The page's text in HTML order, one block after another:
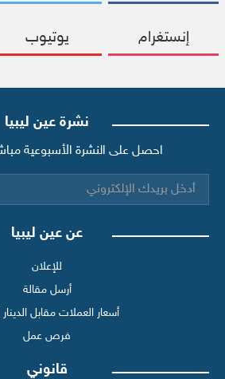
إنستغرام يوتيوب
نشرة عين ليبيا
احصل على النشرة الأسبوعية
عن عين ليبيا
للإعلان
أرسل مقالة
أسعار العملات مقابل الدينار
فرص عمل
قانوني